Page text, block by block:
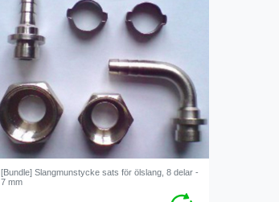
[Bundle] Slangmunstycke sats för ölslang, 8 delar -
7 mm